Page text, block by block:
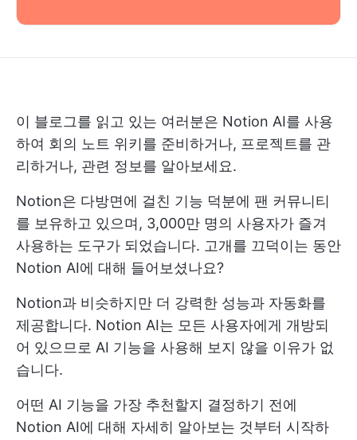
이 블로그를 읽고 있는 여러분은 Notion AI를 사용
하여 회의 노트 위키를 준비하거나, 프로젝트를 관
리하거나, 관련 정보를 알아보세요.
Notion은 다방면에 걸친 기능 덕분에 팬 커뮤니티
를 보유하고 있으며, 3,000만 명의 사용자가 즐겨
사용하는 도구가 되었습니다. 고개를 끄덕이는 동안
Notion AI에 대해 들어보셨나요?
Notion과 비슷하지만 더 강력한 성능과 자동화를
제공합니다. Notion AI는 모든 사용자에게 개방되
어 있으므로 AI 기능을 사용해 보지 않을 이유가 없
습니다.
어떤 AI 기능을 가장 추천할지 결정하기 전에
Notion AI에 대해 자세히 알아보는 것부터 시작하